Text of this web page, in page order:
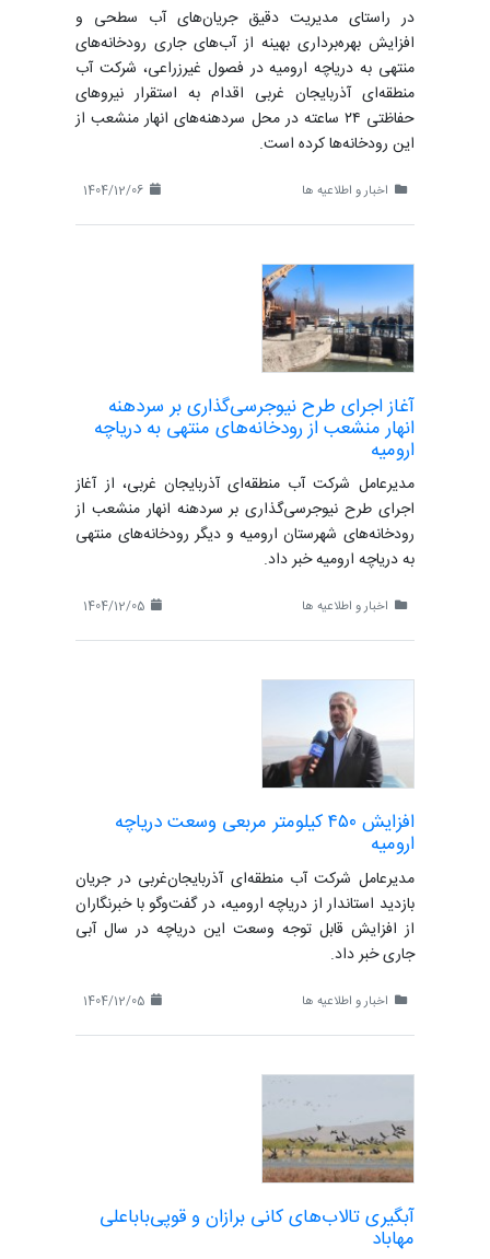
در راستای مدیریت دقیق جریان‌های آب سطحی و
افزایش بهره‌برداری بهینه از آب‌های جاری رودخانه‌های
منتهی به دریاچه ارومیه در فصول غیرزراعی، شرکت آب
منطقه‌ای آذربایجان غربی اقدام به استقرار نیروهای
حفاظتی ۲۴ ساعته در محل سردهنه‌های انهار منشعب از
این رودخانه‌ها کرده است.
اخبار و اطلاعیه ها
آغاز اجرای طرح نیوجرسی‌گذاری بر سردهنه‌
انهار منشعب از رودخانه‌های منتهی به دریاچه
ارومیه
مدیرعامل شرکت آب منطقه‌ای آذربایجان غربی، از آغاز
اجرای طرح نیوجرسی‌گذاری بر سردهنه‌ انهار منشعب از
رودخانه‌های شهرستان ارومیه و دیگر رودخانه‌های منتهی
به دریاچه ارومیه خبر داد.
اخبار و اطلاعیه ها
افزایش ۴۵۰ کیلومتر مربعی وسعت دریاچه
ارومیه
مدیرعامل شرکت آب منطقه‌ای آذربایجان‌غربی در جریان
بازدید استاندار از دریاچه ارومیه، در گفت‌وگو با خبرنگاران
از افزایش قابل توجه وسعت این دریاچه در سال آبی
جاری خبر داد.
اخبار و اطلاعیه ها
آبگیری تالاب‌های کانی برازان و قوپی‌باباعلی
مهاباد